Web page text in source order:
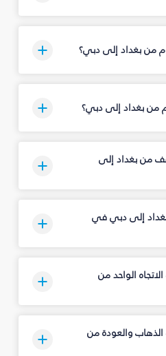
من بغداد إلى دبي؟
من بغداد إلى دبي؟
من بغداد إلى
بغداد إلى دبي في
الواحد من
الذهاب والعودة من